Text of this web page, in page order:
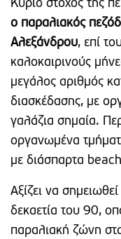
Κύριο στόχος της
ο παραλιακός
Αλεξάνδρου, επί
καλοκαιρινούς
μεγάλος αριθμός
διασκέδασης, με
γαλάζια σημαία.
οργανωμένα
με διάσπαρτα
Αξίζει να
δεκαετία του 90,
παραλιακή ζώνη